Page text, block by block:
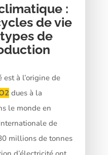
:
de vie
de
est à l’origine de
dues à la
le monde en
de
millions de tonnes